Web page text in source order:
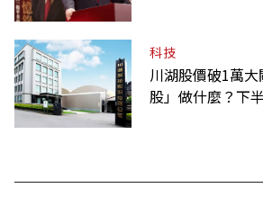
科技
川湖股價破1萬
股」做什麼？下